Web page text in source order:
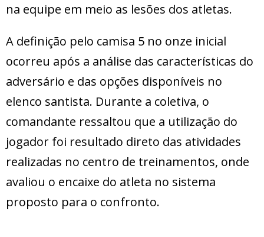
na equipe em meio as lesões dos atletas.
A definição pelo camisa 5 no onze inicial
ocorreu após a análise das características do
adversário e das opções disponíveis no
elenco santista. Durante a coletiva, o
comandante ressaltou que a utilização do
jogador foi resultado direto das atividades
realizadas no centro de treinamentos, onde
avaliou o encaixe do atleta no sistema
proposto para o confronto.